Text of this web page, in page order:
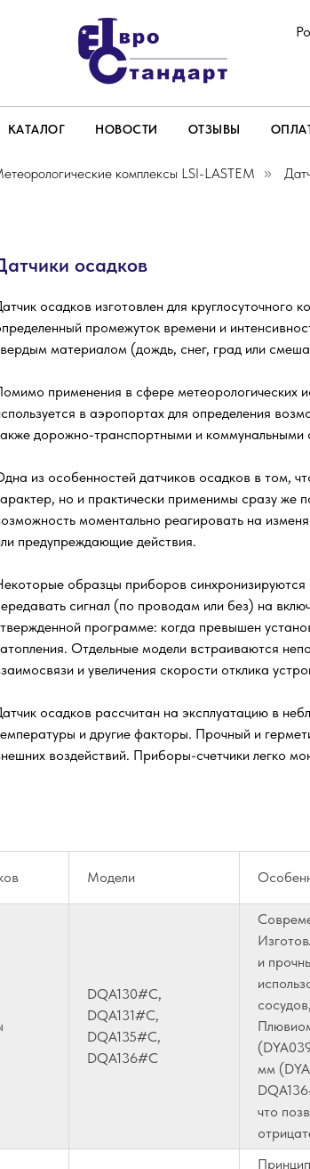
КАТАЛОГ НОВОСТИ ОТЗЫВЫ
комплексы LSI-LASTEM »
осадков
осадков изготовлен для круглосуточного
промежуток времени и
материалом (дождь, снег, град или
применения в сфере метеорологических
в аэропортах для определения
дорожно-транспортными и коммунальными
из особенностей датчиков осадков в том,
но и практически применимы сразу же
моментально реагировать на
предупреждающие действия.
образцы приборов
сигнал (по проводам или без) на
программе: когда превышен
Отдельные модели встраиваются
и увеличения скорости отклика
осадков рассчитан на эксплуатацию в
и другие факторы. Прочный и
воздействий. Приборы-счетчики легко
Модели
DQA130#C,
DQA131#C,
DQA135#C,
DQA136#C
и
мм
что